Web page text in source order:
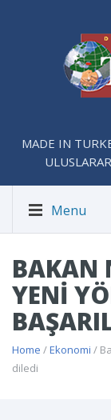
MADE IN
Menu
BAKAN
YENI
Home /Ekonomi /
diledi